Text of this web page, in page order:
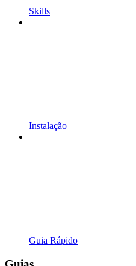
Skills
Instalação
Guia Rápido